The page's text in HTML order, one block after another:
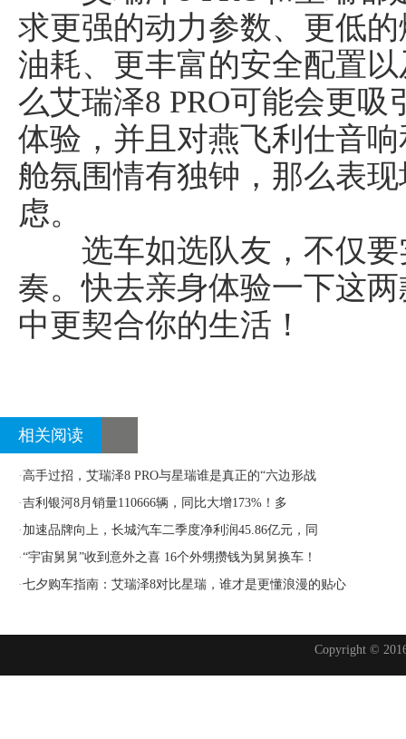
求更强的动力参数、更低
油耗、更丰富的安全配置
么艾瑞泽8 PRO可能会更
体验，并且对燕飞利仕音
舱氛围情有独钟，那么表
虑。
选车如选队友，不仅要
奏。快去亲身体验一下这
中更契合你的生活！
相关阅读
·高手过招，艾瑞泽8 PRO与星瑞谁是真正的“六边形战
·吉利银河8月销量110666辆，同比大增173%！多
· 加速品牌向上，长城汽车二季度净利润45.86亿元，同
·“宇宙舅舅”收到意外之喜 16个外甥攒钱为舅舅换车！
·七夕购车指南：艾瑞泽8对比星瑞，谁才是更懂浪漫的贴心
Copyright ©